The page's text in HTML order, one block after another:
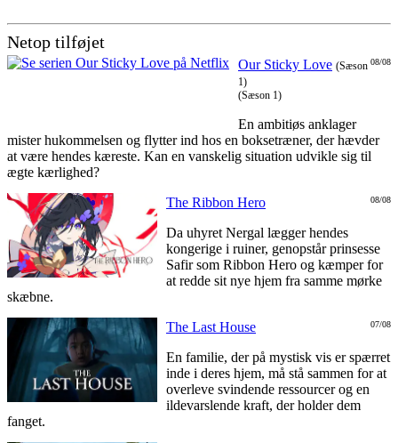
Netop tilføjet
08/08
Our Sticky Love (Sæson
1)
(Sæson 1)
En ambitiøs anklager
mister hukommelsen og flytter ind hos en boksetræner, der hævder
at være hendes kæreste. Kan en vanskelig situation udvikle sig til
ægte kærlighed?
08/08
The Ribbon Hero
Da uhyret Nergal lægger hendes
kongerige i ruiner, genopstår prinsesse
Safir som Ribbon Hero og kæmper for
at redde sit nye hjem fra samme mørke
skæbne.
07/08
The Last House
En familie, der på mystisk vis er spærret
inde i deres hjem, må stå sammen for at
overleve svindende ressourcer og en
ildevarslende kraft, der holder dem
fanget.